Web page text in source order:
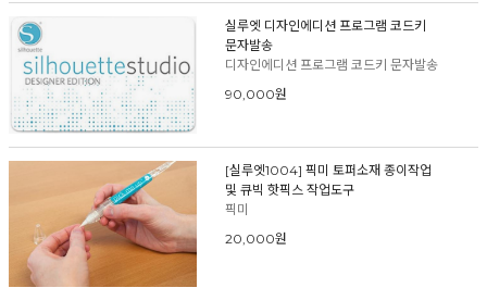
실루엣 디자인에디션 프로그램 코드키
문자발송
디자인에디션 프로그램 코드키 문자발송
90,000원
[실루엣1004] 픽미 토퍼소재 종이작업
및 큐빅 핫픽스 작업도구
픽미
20,000원